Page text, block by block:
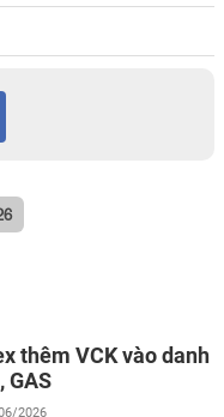
thêm VCK vào danh
GAS
2026